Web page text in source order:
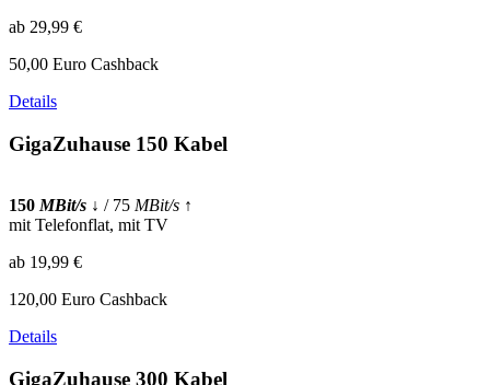
ab 29,99 €
50,00 Euro Cashback
Details
GigaZuhause 150 Kabel
150 MBit/s ↓ / 75 MBit/s ↑
mit Telefonflat, mit TV
ab 19,99 €
120,00 Euro Cashback
Details
GigaZuhause 300 Kabel